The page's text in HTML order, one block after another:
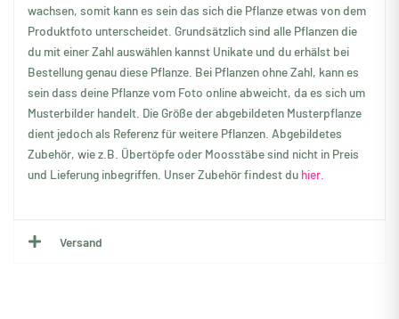
wachsen, somit kann es sein das sich die Pflanze etwas von dem
Produktfoto unterscheidet. Grundsätzlich sind alle Pflanzen die
du mit einer Zahl auswählen kannst Unikate und du erhälst bei
Bestellung genau diese Pflanze. Bei Pflanzen ohne Zahl, kann es
sein dass deine Pflanze vom Foto online abweicht, da es sich um
Musterbilder handelt. Die Größe der abgebildeten Musterpflanze
dient jedoch als Referenz für weitere Pflanzen. Abgebildetes
Zubehör, wie z.B. Übertöpfe oder Moosstäbe sind nicht in Preis
und Lieferung inbegriffen. Unser Zubehör findest du hier.
Versand